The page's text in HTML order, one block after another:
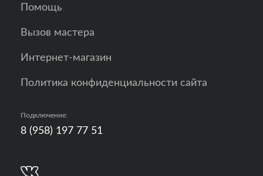
Помощь
Вызов мастера
Интернет-магазин
Политика конфиденциальности сайта
Подключение:
8 (958) 197 77 51